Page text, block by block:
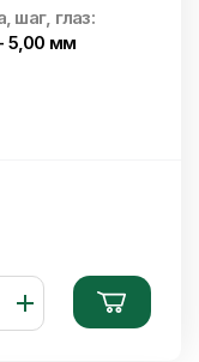
шаг, глаз:
5,00 мм